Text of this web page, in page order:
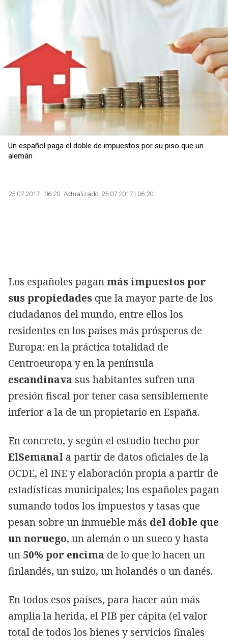
Un español paga el doble de impuestos por su piso que un
alemán
25.07.2017 | 06:20 Actualizado: 25.07.2017 | 06:20
Los españoles pagan más impuestos por
sus propiedades que la mayor parte de los
ciudadanos del mundo, entre ellos los
residentes en los países más prósperos de
Europa: en la práctica totalidad de
Centroeuropa y en la península
escandinava sus habitantes sufren una
presión fiscal por tener casa sensiblemente
inferior a la de un propietario en España.
En concreto, y según el estudio hecho por
ElSemanal a partir de datos oficiales de la
OCDE, el INE y elaboración propia a partir de
estadísticas municipales; los españoles pagan
sumando todos los impuestos y tasas que
pesan sobre un inmueble más del doble que
un noruego, un alemán o un sueco y hasta
un 50% por encima de lo que lo hacen un
finlandés, un suizo, un holandés o un danés.
En todos esos países, para hacer aún más
amplia la herida, el PIB per cápita (el valor
total de todos los bienes y servicios finales